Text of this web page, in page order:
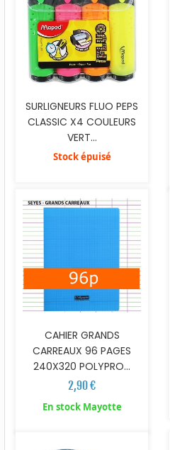
SURLIGNEURS FLUO PEPS
CLASSIC X4 COULEURS
VERT...
Stock épuisé
CAHIER GRANDS
CARREAUX 96 PAGES
240X320 POLYPRO...
2,90 €
En stock Mayotte